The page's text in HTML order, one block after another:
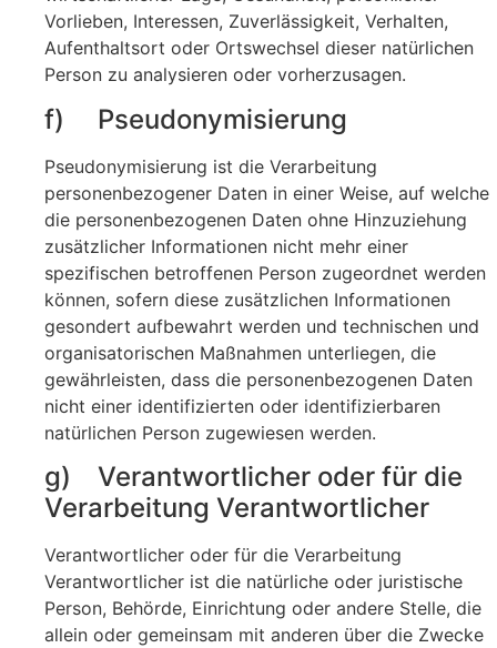
Vorlieben, Interessen, Zuverlässigkeit, Verhalten,
Aufenthaltsort oder Ortswechsel dieser natürlichen
Person zu analysieren oder vorherzusagen.
f) Pseudonymisierung
Pseudonymisierung ist die Verarbeitung
personenbezogener Daten in einer Weise, auf welche
die personenbezogenen Daten ohne Hinzuziehung
zusätzlicher Informationen nicht mehr einer
spezifischen betroffenen Person zugeordnet werden
können, sofern diese zusätzlichen Informationen
gesondert aufbewahrt werden und technischen und
organisatorischen Maßnahmen unterliegen, die
gewährleisten, dass die personenbezogenen Daten
nicht einer identifizierten oder identifizierbaren
natürlichen Person zugewiesen werden.
g) Verantwortlicher oder für die
Verarbeitung Verantwortlicher
Verantwortlicher oder für die Verarbeitung
Verantwortlicher ist die natürliche oder juristische
Person, Behörde, Einrichtung oder andere Stelle, die
allein oder gemeinsam mit anderen über die Zwecke